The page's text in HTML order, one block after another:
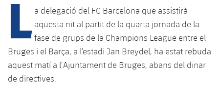
plusicon
més
Instal·lacions
Spotify Camp Nou
SUB12
SUB11 A
SUB13 B
SUB12 C
SUB11 C
Entrades
Gameday Shows
Resultats
Barça Atlètic
Junior
Cadet A
PLUSICON
MÉS
Primer Equip
Actualitat
Barça Atlètic
L a delegació del FC Barcelona que assistirà
aquesta nit al partit de la quarta jornada de la
fase de grups de la Champions League entre el
Bruges i el Barça, a l’estadi Jan Breydel, ha estat rebuda
aquest matí a l’Ajuntament de Bruges, abans del dinar
de directives.